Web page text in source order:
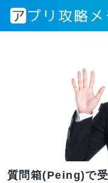
質問箱(Peing)で